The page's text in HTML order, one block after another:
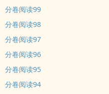
CP：尚白 X 沈星捷
作者标签：近代现代，都市爱情
分卷阅读99
分卷阅读98
分卷阅读97
分卷阅读96
分卷阅读95
分卷阅读94